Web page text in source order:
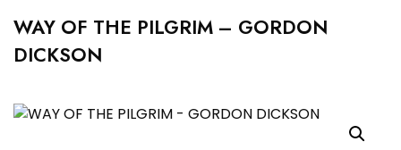
WAY OF THE PILGRIM – GORDON
DICKSON